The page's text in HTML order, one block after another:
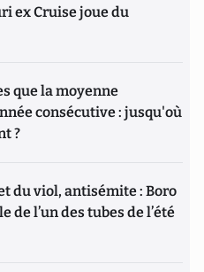
ex Cruise joue du
que la moyenne
consécutive : jusqu'où
?
du viol, antisémite : Boro
de l’un des tubes de l’été